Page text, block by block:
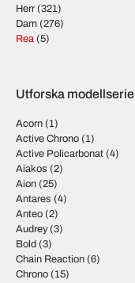
Herr (321)
Dam (276)
Rea (5)
Utforska
Acorn (1)
Active Chrono (1)
Active Policarbonat (4)
Aiakos (2)
Aion (25)
Antares (4)
Anteo (2)
Audrey(3)
Bold (3)
Chain Reaction (6)
Chrono (15)